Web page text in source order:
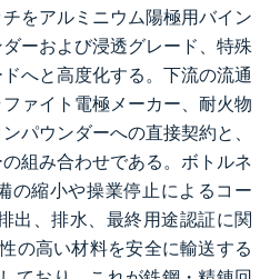
をアルミニウム陽極用バイン
ーおよび浸透グレード、特殊
へと高度化する。下流の流通
ァイト電極メーカー、耐火物
パウンダーへの直接契約と、
組み合わせである。ボトルネ
の縮小や操業停止によるコー
出、排水、最終用途認証に関
の高い材料を安全に輸送する